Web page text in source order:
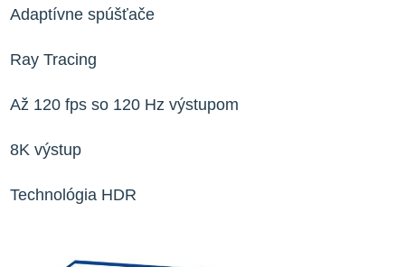
Adaptívne spúšťače
Ray Tracing
Až 120 fps so 120 Hz výstupom
8K výstup
Technológia HDR